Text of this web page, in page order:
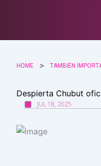
HOME TAMBIÉN
Despierta Chubut
JUL 18, 2025